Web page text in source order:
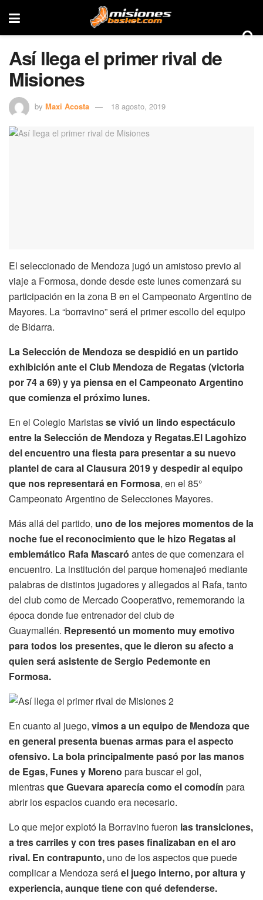
Así llega el primer rival de
Misiones
by Maxi Acosta 18 agosto, 2019
El seleccionado de Mendoza jugó un amistoso previo al
viaje a Formosa, donde desde este lunes comenzará su
participación en la zona B en el Campeonato Argentino de
Mayores. La “borravino” será el primer escollo del equipo
de Bidarra.
La Selección de Mendoza se despidió en un partido
exhibición ante el Club Mendoza de Regatas (victoria
por 74 a 69) y ya piensa en el Campeonato Argentino
que comienza el próximo lunes.
En el Colegio Maristasse vivió un lindo espectáculo
entre la Selección de Mendoza y Regatas.El Lagohizo
del encuentro una fiesta para presentar a su nuevo
plantel de cara al Clausura 2019 y despedir al equipo
que nos representará en Formosa, en el 85°
Campeonato Argentino de Selecciones Mayores.
Más allá del partido, uno de los mejores momentos de la
noche fue el reconocimiento que le hizo Regatas al
emblemático Rafa Mascaró antes de que comenzara el
encuentro. La institución del parque homenajeó mediante
palabras de distintos jugadores y allegados al Rafa, tanto
del club como de Mercado Cooperativo, rememorando la
época donde fue entrenador del club de
Guaymallén. Representó un momento muy emotivo
para todos los presentes, que le dieron su afecto a
quien será asistente de Sergio Pedemonte en
Formosa.
En cuanto al juego, vimos a un equipo de Mendoza que
en general presenta buenas armas para el aspecto
ofensivo. La bola principalmente pasó por las manos
de Egas, Funes y Moreno para buscar el gol,
mientrasque Guevara aparecía como el comodín para
abrir los espacios cuando era necesario.
Lo que mejor explotó la Borravino fueron las transiciones,
a tres carriles y con tres pases finalizaban en el aro
rival. En contrapunto, uno de los aspectos que puede
complicar a Mendoza seráel juego interno, por altura y
experiencia, aunque tiene con qué defenderse.